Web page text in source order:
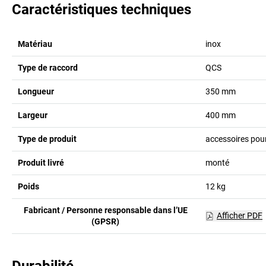
Caractéristiques techniques
Matériau inox
Type de raccord QCS
Longueur 350 mm
Largeur 400 mm
Type de produit accessoires
Produit livré monté
Poids 12 kg
Fabricant / Personne responsable dans l’UE
(GPSR)
Afficher PDF